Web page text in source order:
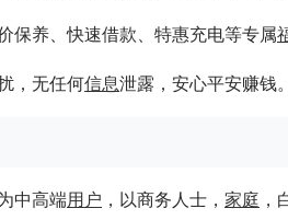
保养、快速借款、特惠充电等专属
，无任何信息泄露，安心平安赚钱。
中高端用户 ，以商务人士， 家庭 ，